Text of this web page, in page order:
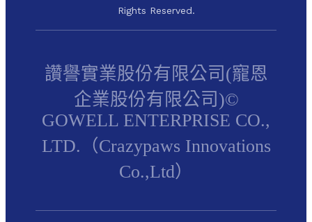
Rights Reserved.
讚譽實業股份有限公司(寵恩
企業股份有限公司)©
GOWELL ENTERPRISE CO.,
LTD.（Crazypaws Innovations
Co.,Ltd）